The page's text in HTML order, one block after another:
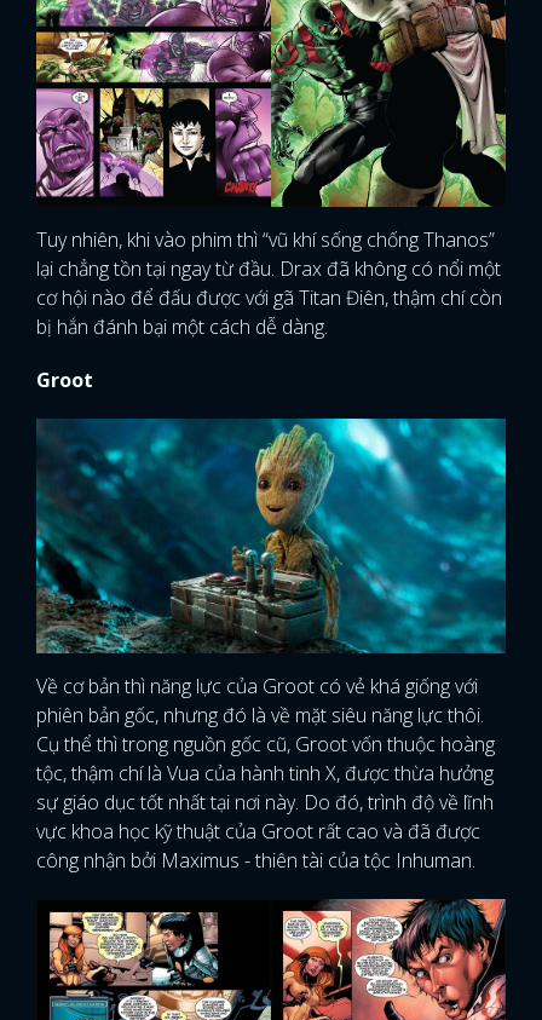
Tuy nhiên, khi vào phim thì “vũ khí sống chống Thanos”
lại chẳng tồn tại ngay từ đầu. Drax đã không có nổi một
cơ hội nào để đấu được với gã Titan Điên, thậm chí còn
bị hắn đánh bại một cách dễ dàng.
Groot
Về cơ bản thì năng lực của Groot có vẻ khá giống với
phiên bản gốc, nhưng đó là về mặt siêu năng lực thôi.
Cụ thể thì trong nguồn gốc cũ, Groot vốn thuộc hoàng
tộc, thậm chí là Vua của hành tinh X, được thừa hưởng
sự giáo dục tốt nhất tại nơi này. Do đó, trình độ về lĩnh
vực khoa học kỹ thuật của Groot rất cao và đã được
công nhận bởi Maximus - thiên tài của tộc Inhuman.